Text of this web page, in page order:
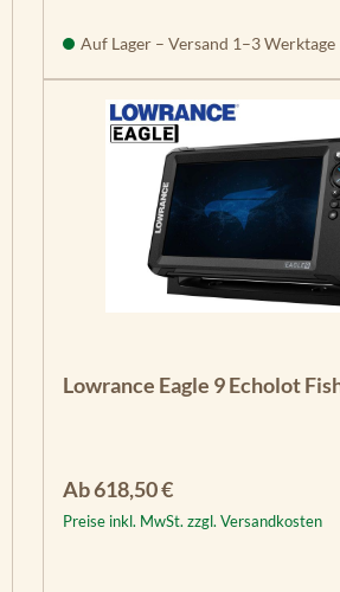
Auf Lager – Versand 1–3 Werktage
Lowrance Eagle 9 Echolot
Regulärer Preis:
Ab618,50 €
Preise inkl. MwSt. zzgl. Versandkosten